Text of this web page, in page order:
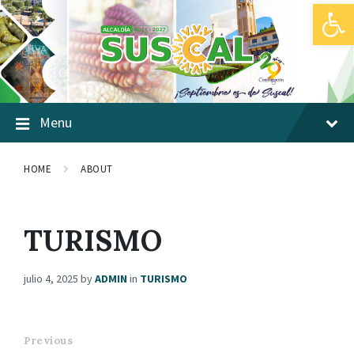
Abrir barra de herramientas
Skip
to
content
Skip
to
main
navigation
Skip
to
footer
Menu
HOME ABOUT
TURISMO
julio 4, 2025 byADMIN in TURISMO
Previous